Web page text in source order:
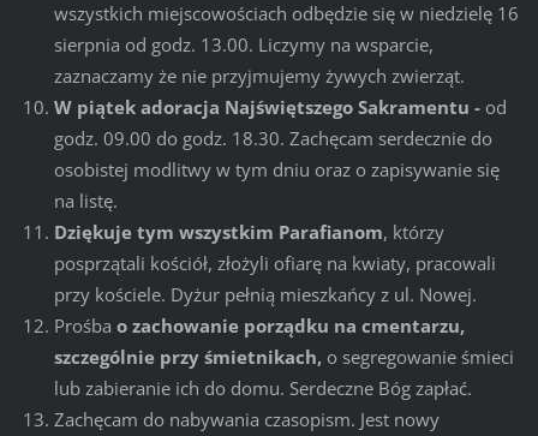
wszystkich miejscowościach odbędzie się w niedzielę 16
sierpnia od godz. 13.00. Liczymy na wsparcie,
zaznaczamy że nie przyjmujemy żywych zwierząt.
W piątek adoracja Najświętszego Sakramentu -od
godz. 09.00 do godz. 18.30. Zachęcam serdecznie do
osobistej modlitwy w tym dniu oraz o zapisywanie się
na listę.
Dziękuje tym wszystkim Parafianom, którzy
posprzątali kościół, złożyli ofiarę na kwiaty, pracowali
przy kościele. Dyżur pełnią mieszkańcy z ul. Nowej.
Prośba o zachowanie porządku na cmentarzu,
szczególnie przy śmietnikach, o segregowanie śmieci
lub zabieranie ich do domu. Serdeczne Bóg zapłać.
Zachęcam do nabywania czasopism. Jest nowy